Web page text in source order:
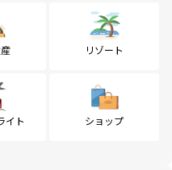
リゾート
イト ショップ